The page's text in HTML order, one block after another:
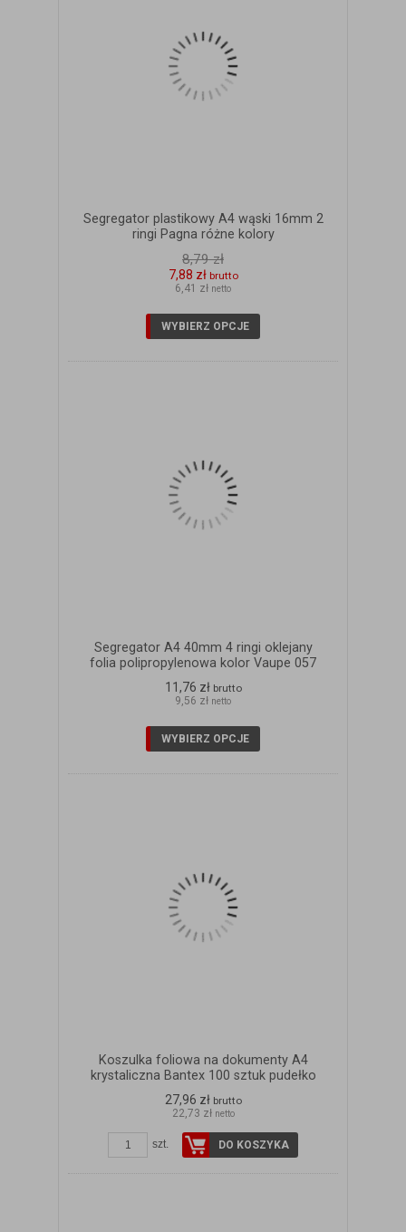
Segregator plastikowy A4 wąski 16mm 2
ringi Pagna różne kolory
8,79 zł
7,88 zł brutto
6,41 zł netto
WYBIERZ OPCJE
Segregator A4 40mm 4 ringi oklejany
folia polipropylenowa kolor Vaupe 057
11,76 zł brutto
9,56 zł netto
WYBIERZ OPCJE
Koszulka foliowa na dokumenty A4
krystaliczna Bantex 100 sztuk pudełko
27,96 zł brutto
22,73 zł netto
szt. DO KOSZYKA